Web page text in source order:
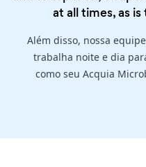
at all times, as is
Além disso, nossa
trabalha noite e dia
como seu Acquia